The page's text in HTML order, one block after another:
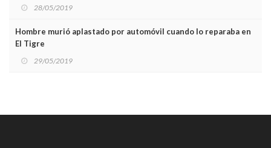
28/05/2019
Hombre murió aplastado por automóvil cuando lo reparaba en
El Tigre
29/05/2019